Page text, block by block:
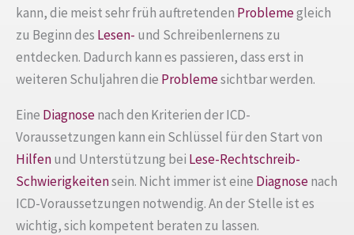
kann, die meist sehr früh auftretenden Problemegleich
zu Beginn des Lesen- und Schreibenlernens zu
entdecken. Dadurch kann es passieren, dass erst in
weiteren Schuljahren die Problemesichtbar werden.
Eine Diagnosenach den Kriterien der ICD-
Voraussetzungen kann ein Schlüssel für den Start von
Hilfenund Unterstützung bei Lese-Rechtschreib-
Schwierigkeitensein. Nicht immer ist eine Diagnosenach
ICD-Voraussetzungen notwendig. An der Stelle ist es
wichtig, sich kompetent beraten zu lassen.